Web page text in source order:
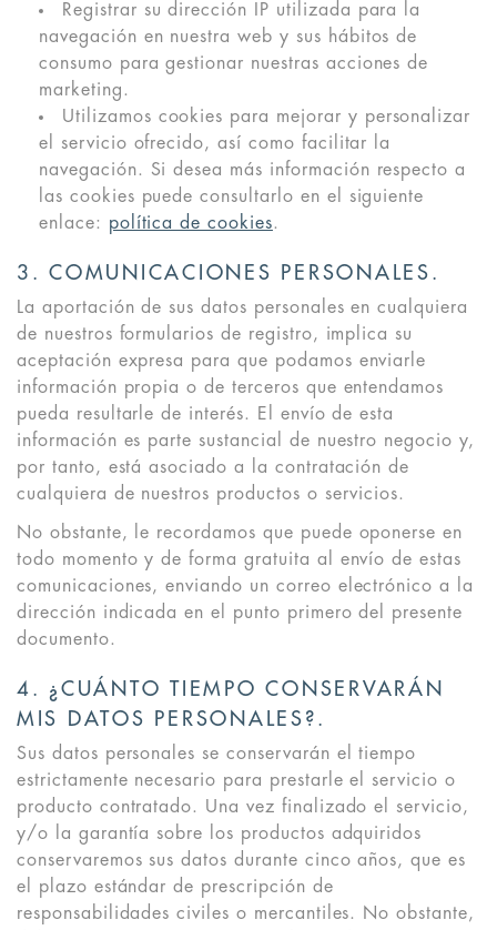
Registrar su dirección IP utilizada para la
navegación en nuestra web y sus hábitos de
consumo para gestionar nuestras acciones de
marketing.
Utilizamos cookies para mejorar y personalizar
el servicio ofrecido, así como facilitar la
navegación. Si desea más información respecto a
las cookies puede consultarlo en el siguiente
enlace: política de cookies.
3. COMUNICACIONES PERSONALES.
La aportación de sus datos personales en cualquiera
de nuestros formularios de registro, implica su
aceptación expresa para que podamos enviarle
información propia o de terceros que entendamos
pueda resultarle de interés. El envío de esta
información es parte sustancial de nuestro negocio y,
por tanto, está asociado a la contratación de
cualquiera de nuestros productos o servicios.
No obstante, le recordamos que puede oponerse en
todo momento y de forma gratuita al envío de estas
comunicaciones, enviando un correo electrónico a la
dirección indicada en el punto primero del presente
documento.
4. ¿CUÁNTO TIEMPO CONSERVARÁN
MIS DATOS PERSONALES?.
Sus datos personales se conservarán el tiempo
estrictamente necesario para prestarle el servicio o
producto contratado. Una vez finalizado el servicio,
y/o la garantía sobre los productos adquiridos
conservaremos sus datos durante cinco años, que es
el plazo estándar de prescripción de
responsabilidades civiles o mercantiles. No obstante,